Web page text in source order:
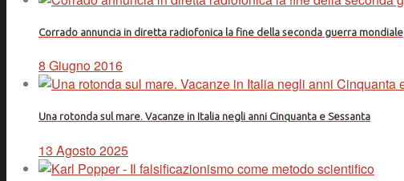
Corrado annuncia in diretta radiofonica la fine della seconda guerra mondiale
8 Giugno 2016
Una rotonda sul mare. Vacanze in Italia negli anni Cinquanta e Sessanta
13 Agosto 2025